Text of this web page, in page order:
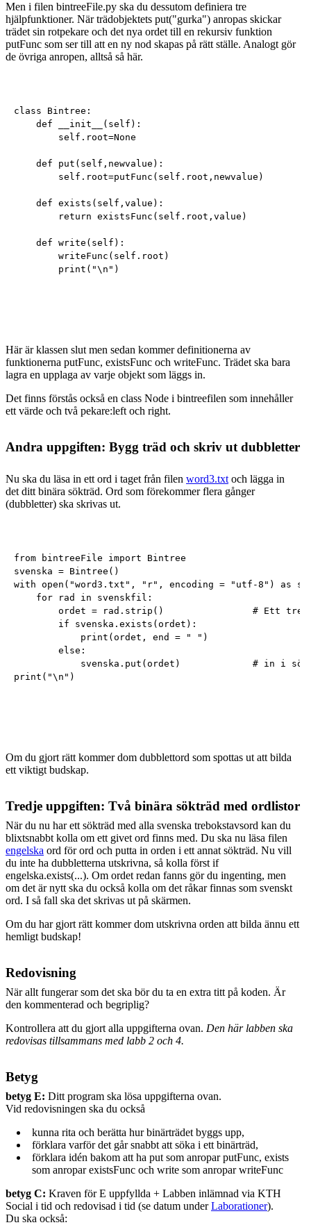
Men i filen bintreeFile.py ska du dessutom definiera tre
hjälpfunktioner. När trädobjektets put("gurka") anropas skickar
trädet sin rotpekare och det nya ordet till en rekursiv funktion
putFunc som ser till att en ny nod skapas på rätt ställe. Analogt gör
de övriga anropen, alltså så här.
class Bintree:
    def __init__(self):
        self.root=None
    def put(self,newvalue):
        self.root=putFunc(self.root,newvalue)
    def exists(self,value):
        return existsFunc(self.root,value)
    def write(self):
        writeFunc(self.root)
Här är klassen slut men sedan kommer definitionerna av
funktionerna putFunc, existsFunc och writeFunc. Trädet ska bara
lagra en upplaga av varje objekt som läggs in.
Det finns förstås också en class Node i bintreefilen som innehåller
ett värde och två pekare:left och right.
Andra uppgiften: Bygg träd och skriv ut dubbletter
Nu ska du läsa in ett ord i taget från filen word3.txt och lägga in
det ditt binära sökträd. Ord som förekommer flera gånger
(dubbletter) ska skrivas ut.
from bintreeFile import Bintree
svenska = Bintree()
with open("word3.txt", "r", encoding = "utf-8") as
    for rad in svenskfil:
ordet = rad.strip()                # Ett
        if svenska.exists(ordet):
            print(ordet, end = " ")
        else:
svenska.put(ordet)             # in i
Om du gjort rätt kommer dom dubblettord som spottas ut att bilda
ett viktigt budskap.
Tredje uppgiften: Två binära sökträd med ordlistor
När du nu har ett sökträd med alla svenska trebokstavsord kan du
blixtsnabbt kolla om ett givet ord finns med. Du ska nu läsa filen
engelska ord för ord och putta in orden i ett annat sökträd. Nu vill
du inte ha dubbletterna utskrivna, så kolla först if
engelska.exists(...). Om ordet redan fanns gör du ingenting, men
om det är nytt ska du också kolla om det råkar finnas som svenskt
ord. I så fall ska det skrivas ut på skärmen.
Om du har gjort rätt kommer dom utskrivna orden att bilda ännu ett
hemligt budskap!
Redovisning
När allt fungerar som det ska bör du ta en extra titt på koden. Är
den kommenterad och begriplig?
Kontrollera att du gjort alla uppgifterna ovan. Den här labben ska
redovisas tillsammans med labb 2 och 4.
Betyg
betyg E: Ditt program ska lösa uppgifterna ovan.
Vid redovisningen ska du också
kunna rita och berätta hur binärträdet byggs upp,
förklara varför det går snabbt att söka i ett binärträd,
förklara idén bakom att ha put som anropar putFunc, exists
som anropar existsFunc och write som anropar writeFunc
betyg C: Kraven för E uppfyllda + Labben inlämnad via KTH
Social i tid och redovisad i tid (se datum underLaborationer).
Du ska också: